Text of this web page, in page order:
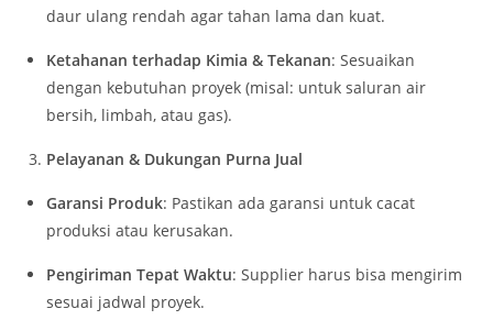
daur ulang rendah agar tahan lama dan kuat.
Ketahanan terhadap Kimia & Tekanan: Sesuaikan
dengan kebutuhan proyek (misal: untuk saluran air
bersih, limbah, atau gas).
Pelayanan & Dukungan Purna Jual
Garansi Produk: Pastikan ada garansi untuk cacat
produksi atau kerusakan.
Pengiriman Tepat Waktu: Supplier harus bisa mengirim
sesuai jadwal proyek.